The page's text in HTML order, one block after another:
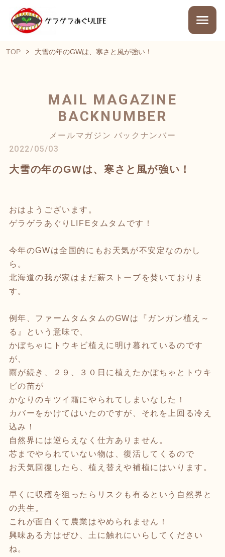
TOP 大雪の年のGWは、寒さと風が強い！
MAIL MAGAZINE
BACKNUMBER
メールマガジン バックナンバー
2022/05/03
大雪の年のGWは、寒さと風が強い！
おはようございます。
ゲラゲラあぐりLIFEタムタムです！
今年のGWは全国的にもお天気が不安定なのかし
ら。
北海道の我が家はまだ薪ストーブを焚いておりま
す。
例年、ファームタムタムのGWは『ガンガン植え～
る』という意味で、
かぼちゃにトウキビ植えに明け暮れているのです
が、
雨が続き、２９、３０日に植えたかぼちゃとトウキ
ビの苗が
かなりのキツイ霜にやられてしまいなした！
カバーをかけてはいたのですが、それを上回る冷え
込み！
自然界には逆らえなく仕方ありません。
芯までやられていない物は、復活してくるので
お天気回復したら、植え替えや補植にはいります。
早くに収穫を狙ったらリスクも有るという自然界と
の共生。
これが面白くて農業はやめられません！
興味ある方はぜひ、土に触れにいらしてください
ね。